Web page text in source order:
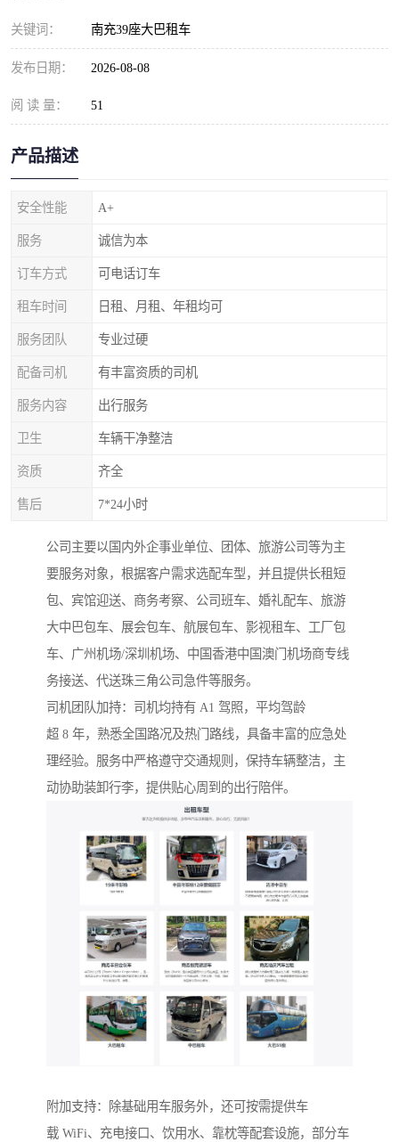
关键词： 南充39座大巴租车
发布日期： 2026-08-08
阅 读 量： 51
产品描述
安全性能 A+
服务 诚信为本
订车方式 可电话订车
租车时间 日租、月租、年租均可
服务团队 专业过硬
配备司机 有丰富资质的司机
服务内容 出行服务
卫生 车辆干净整洁
资质 齐全
售后 7*24小时
公司主要以国内外企事业单位、团体、旅游公司等为主
要服务对象，根据客户需求选配车型，并且提供长租短
包、宾馆迎送、商务考察、公司班车、婚礼配车、旅游
大中巴包车、展会包车、航展包车、影视租车、工厂包
车、广州机场/深圳机场、中国香港中国澳门机场商专线
务接送、代送珠三角公司急件等服务。
司机团队加持：司机均持有 A1 驾照，平均驾龄
超 8 年，熟悉全国路况及热门路线，具备丰富的应急处
理经验。服务中严格遵守交通规则，保持车辆整洁，主
动协助装卸行李，提供贴心周到的出行陪伴。
附加支持：除基础用车服务外，还可按需提供车
载 WiFi、充电接口、饮用水、靠枕等配套设施，部分车